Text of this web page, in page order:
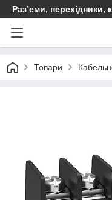
Раз’еми,
Товари